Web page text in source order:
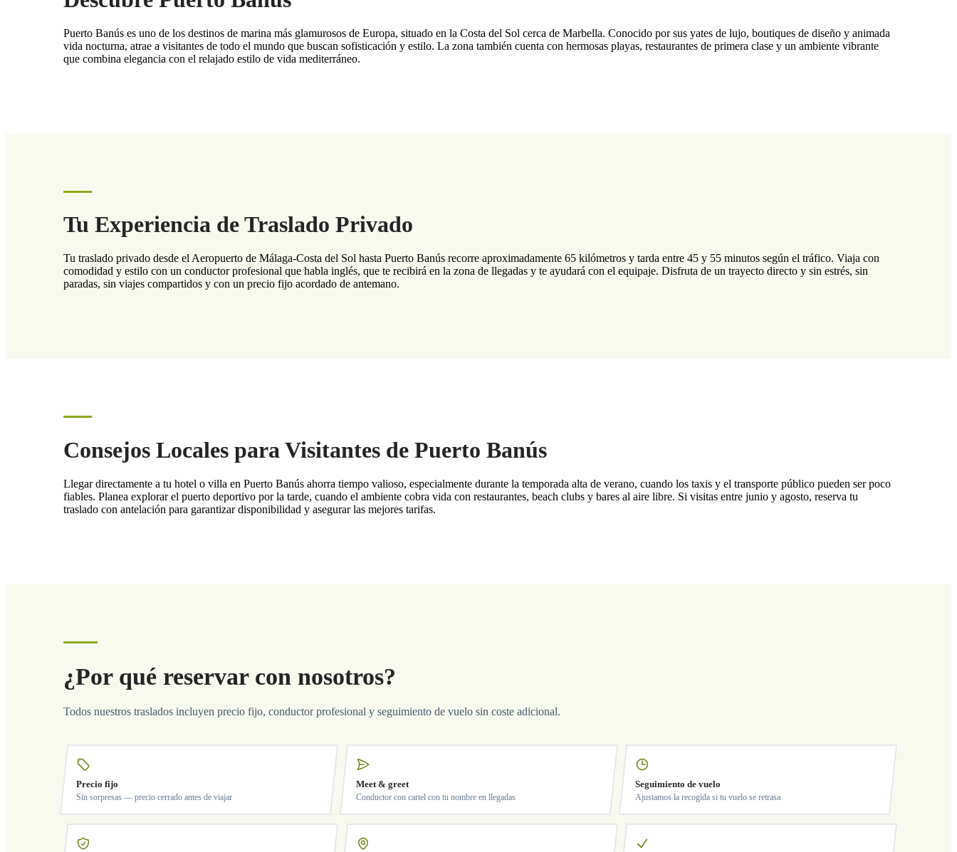
Puerto Banús es uno de los destinos de marina más glamurosos de Europa, situado en la Costa del Sol cerca de Marbella. Conocido por sus yates de lujo, boutiques de diseño y animada
vida nocturna, atrae a visitantes de todo el mundo que buscan sofisticación y estilo. La zona también cuenta con hermosas playas, restaurantes de primera clase y un ambiente vibrante
que combina elegancia con el relajado estilo de vida mediterráneo.
Tu Experiencia de Traslado Privado
Tu traslado privado desde el Aeropuerto de Málaga-Costa del Sol hasta Puerto Banús recorre aproximadamente 65 kilómetros y tarda entre 45 y 55 minutos según el tráfico. Viaja con
comodidad y estilo con un conductor profesional que habla inglés, que te recibirá en la zona de llegadas y te ayudará con el equipaje. Disfruta de un trayecto directo y sin estrés, sin
paradas, sin viajes compartidos y con un precio fijo acordado de antemano.
Consejos Locales para Visitantes de Puerto Banús
Llegar directamente a tu hotel o villa en Puerto Banús ahorra tiempo valioso, especialmente durante la temporada alta de verano, cuando los taxis y el transporte público pueden ser poco
fiables. Planea explorar el puerto deportivo por la tarde, cuando el ambiente cobra vida con restaurantes, beach clubs y bares al aire libre. Si visitas entre junio y agosto, reserva tu
traslado con antelación para garantizar disponibilidad y asegurar las mejores tarifas.
¿Por qué reservar con nosotros?
Todos nuestros traslados incluyen precio fijo, conductor profesional y seguimiento de vuelo sin coste adicional.
Precio fijo
Sin sorpresas — precio cerrado antes de viajar
Meet & greet
Conductor con cartel con tu nombre en llegadas
Seguimiento de vuelo
Ajustamos la recogida si tu vuelo se retrasa